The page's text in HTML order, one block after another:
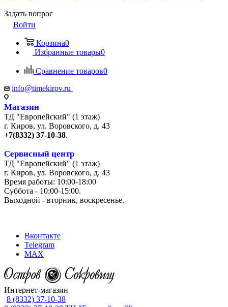
Задать вопрос
Войти
Корзина0
Избранные товары0
Сравнение товаров0
info@timekirov.ru
Магазин
ТД "Европейский" (1 этаж)
г. Киров, ул. Воровского, д. 43
+7(8332) 37-10-38.
Сервисный центр
ТД "Европейский" (1 этаж)
г. Киров, ул. Воровского, д. 43
Время работы: 10:00-18:00
Суббота - 10:00-15:00.
Выходной - вторник, воскресенье.
Вконтакте
Telegram
MAX
Интернет-магазин
8 (8332) 37-10-38